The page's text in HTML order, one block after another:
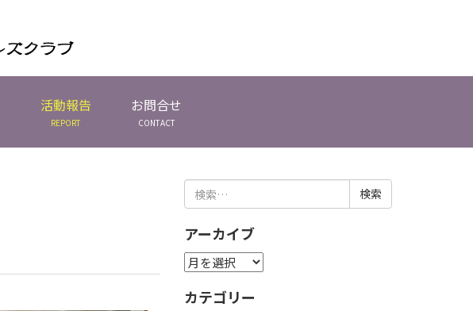
活動報告
REPORT
お問合せ
CONTACT
索:
アーカイブ
ア
カ
カテゴリー